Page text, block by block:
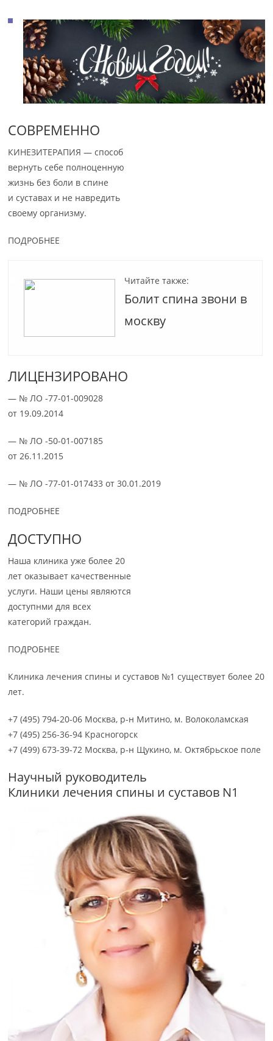
СОВРЕМЕННО
КИНЕЗИТЕРАПИЯ — способ
вернуть себе полноценную
жизнь без боли в спине
и суставах и не навредить
своему организму.
ПОДРОБНЕЕ
Читайте также:
Болит спина звони в
москву
ЛИЦЕНЗИРОВАНО
— № ЛО -77-01-009028
от 19.09.2014
— № ЛО -50-01-007185
от 26.11.2015
— № ЛО -77-01-017433 от 30.01.2019
ПОДРОБНЕЕ
ДОСТУПНО
Наша клиника уже более 20
лет оказывает качественные
услуги. Наши цены являются
доступнми для всех
категорий граждан.
ПОДРОБНЕЕ
Клиника лечения спины и суставов №1 существует более 20
лет.
+7 (495) 794-20-06 Москва, р-н Митино, м. Волоколамская
+7 (495) 256-36-94 Красногорск
+7 (499) 673-39-72 Москва, р-н Щукино, м. Октябрьское поле
Научный руководитель
Клиники лечения спины и суставов N1